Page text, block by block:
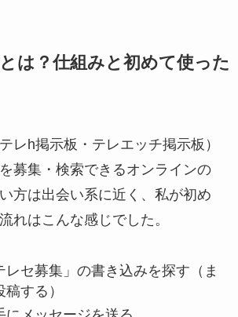
は？仕組みと初めて使った
レh掲示板・テレエッチ掲示板）
募集・検索できるオンラインの
方は出会い系に近く、私が初め
れはこんな感じでした。
レセ募集」の書き込みを探す（ま
する）